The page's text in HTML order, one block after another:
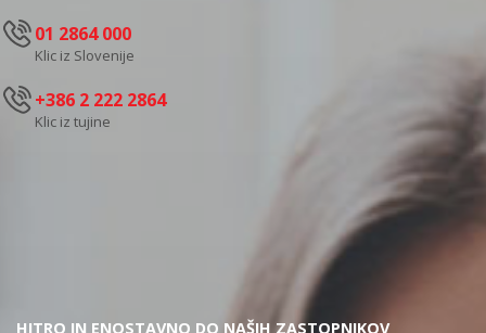
01 2864 000
Klic iz Slovenije
+386 2 222 2864
Klic iz tujine
HITRO IN ENOSTAVNO DO NAŠIH ZASTOPNIKOV